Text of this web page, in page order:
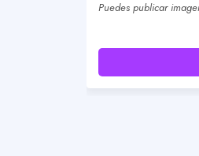
Puedes publicar